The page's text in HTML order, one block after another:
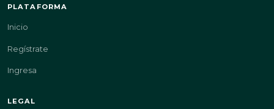
PLATAFORMA
Inicio
Regístrate
Ingresa
LEGAL